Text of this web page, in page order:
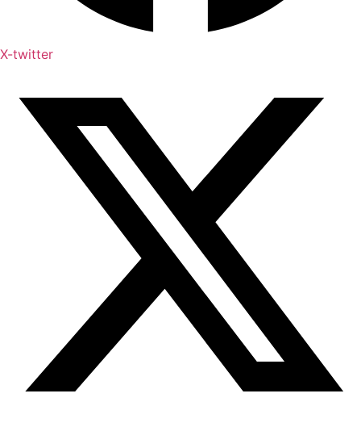
X-twitter